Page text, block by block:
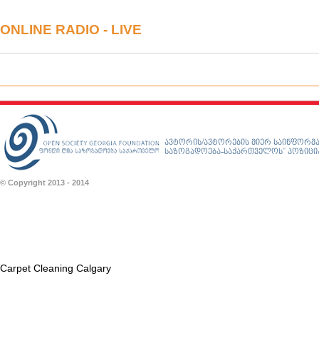
ONLINE RADIO - LIVE
ავტორის/ავტორების მიერ
საზოგადოება-საქართველოს”
© Copyright 2013 - 2014
Carpet Cleaning Calgary